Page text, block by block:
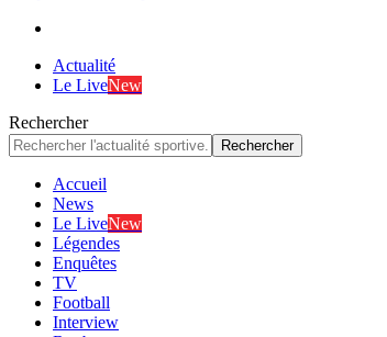
Actualité
Le LiveNew
Rechercher
Accueil
News
Le LiveNew
Légendes
Enquêtes
TV
Football
Interview